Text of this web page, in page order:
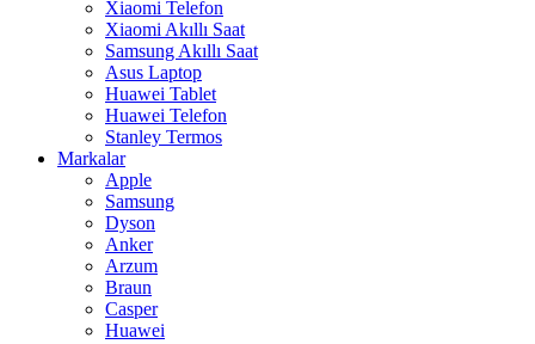
Xiaomi Telefon
Xiaomi Akıllı Saat
Samsung Akıllı Saat
Asus Laptop
Huawei Tablet
Huawei Telefon
Stanley Termos
Markalar
Apple
Samsung
Dyson
Anker
Arzum
Braun
Casper
Huawei